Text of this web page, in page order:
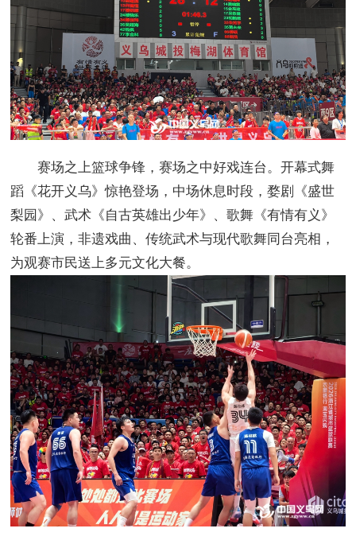
赛场之上篮球争锋，赛场之中好戏连台。开幕式舞
蹈《花开义乌》惊艳登场，中场休息时段，婺剧《盛世
梨园》、武术《自古英雄出少年》、歌舞《有情有义》
轮番上演，非遗戏曲、传统武术与现代歌舞同台亮相，
为观赛市民送上多元文化大餐。